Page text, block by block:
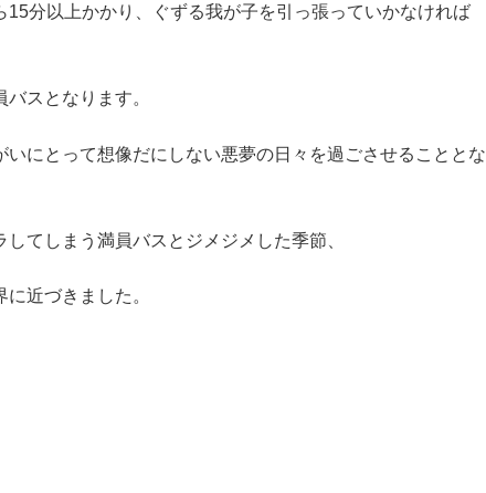
分以上かかり、ぐずる我が子を引っ張っていかなければ
スとなります。
にとって想像だにしない悪夢の日々を過ごさせることとな
てしまう満員バスとジメジメした季節、
近づきました。